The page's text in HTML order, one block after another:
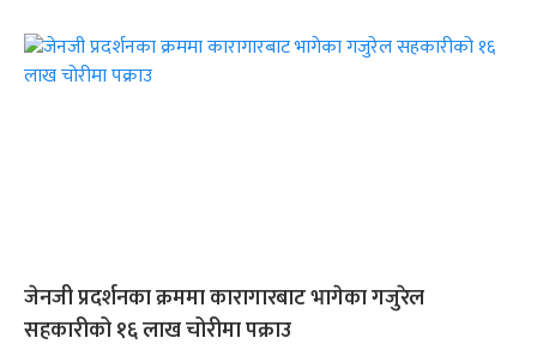
जेनजी प्रदर्शनका क्रममा कारागारबाट भागेका गजुरेल
सहकारीको १६ लाख चोरीमा पक्राउ